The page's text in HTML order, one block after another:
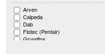
Arven
Calpeda
Dab
Flotec (Pentair)
Grundfos